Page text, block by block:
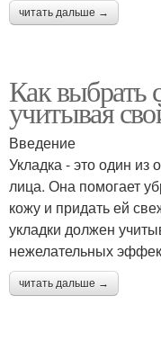
читать дальше →
Как выбрать
учитывая
Введение
Укладка - это один из
лица. Она помогает
кожу и придать ей
укладки должен
нежелательных
читать дальше →